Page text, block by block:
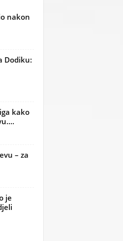
nakon
Dodiku:
kako
– za
je